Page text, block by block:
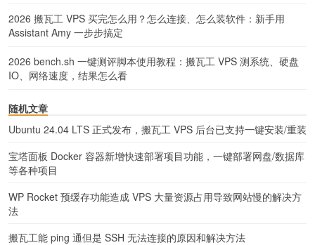
2026 搬瓦工 VPS 买完怎么用？怎么连接、怎么装软件：新手用
Assistant Amy 一步步搞定
2026 bench.sh 一键测评脚本使用教程：搬瓦工 VPS 测系统、硬盘
IO、网络速度，结果怎么看
随机文章
Ubuntu 24.04 LTS 正式发布，搬瓦工 VPS 后台已支持一键安装/重装
宝塔面板 Docker 容器新增快速部署项目功能，一键部署网盘/数据库
等各种项目
WP Rocket 预缓存功能造成 VPS 大量资源占用导致网站慢的解决方
法
搬瓦工能 ping 通但是 SSH 无法连接的原因和解决方法